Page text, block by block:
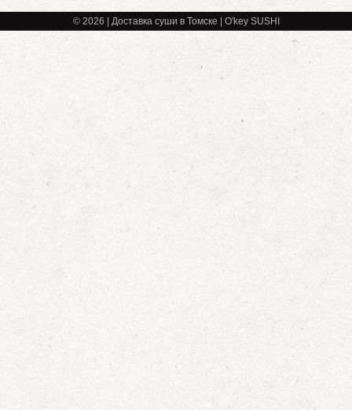
© 2026 | Доставка суши в Томске | O'key SUSHI